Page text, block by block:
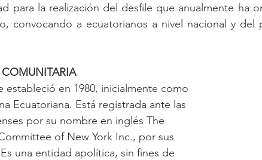
para la realización del desfile que anualmente ha
convocando a ecuatorianos a nivel nacional y
estableció en 1980, inicialmente como
Ecuatoriana. Está registrada ante las
por su nombre en inglés The
of New York Inc., por sus
una entidad apolítica, sin fines de